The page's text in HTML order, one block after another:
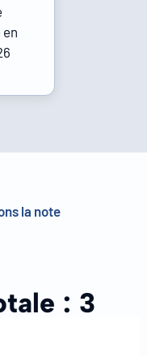
en
la note
: 3